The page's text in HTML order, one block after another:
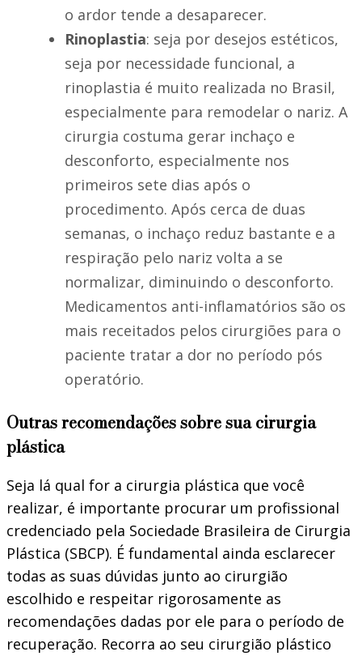
o ardor tende a desaparecer.
Rinoplastia: seja por desejos estéticos,
seja por necessidade funcional, a
rinoplastia é muito realizada no Brasil,
especialmente para remodelar o nariz. A
cirurgia costuma gerar inchaço e
desconforto, especialmente nos
primeiros sete dias após o
procedimento. Após cerca de duas
semanas, o inchaço reduz bastante e a
respiração pelo nariz volta a se
normalizar, diminuindo o desconforto.
Medicamentos anti-inflamatórios são os
mais receitados pelos cirurgiões para o
paciente tratar a dor no período pós
operatório.
Outras recomendações sobre sua cirurgia
plástica
Seja lá qual for a cirurgia plástica que você
realizar, é importante procurar um profissional
credenciado pela Sociedade Brasileira de Cirurgia
Plástica (SBCP). É fundamental ainda esclarecer
todas as suas dúvidas junto ao cirurgião
escolhido e respeitar rigorosamente as
recomendações dadas por ele para o período de
recuperação. Recorra ao seu cirurgião plástico